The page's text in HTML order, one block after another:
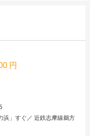
円
浜」すぐ／ 近鉄志摩線鵜方